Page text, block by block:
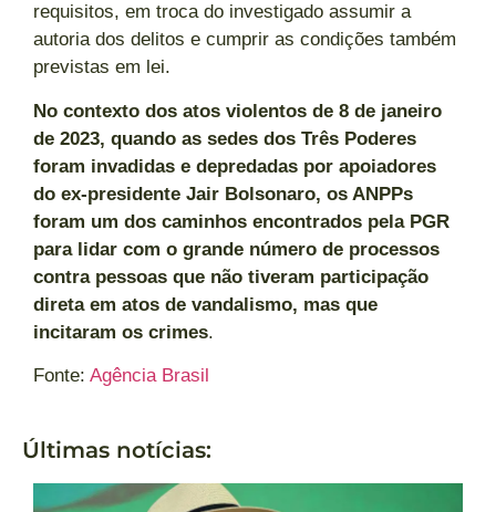
requisitos, em troca do investigado assumir a
autoria dos delitos e cumprir as condições também
previstas em lei.
No contexto dos atos violentos de 8 de janeiro
de 2023, quando as sedes dos Três Poderes
foram invadidas e depredadas por apoiadores
do ex-presidente Jair Bolsonaro, os ANPPs
foram um dos caminhos encontrados pela PGR
para lidar com o grande número de processos
contra pessoas que não tiveram participação
direta em atos de vandalismo, mas que
incitaram os crimes.
Fonte: Agência Brasil
Últimas notícias: